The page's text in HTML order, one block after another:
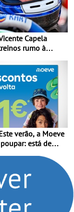
rumo à
Karting e mira boa
O Campeonato
Karting 2026
entre 1 de Março e
está de
descontos de